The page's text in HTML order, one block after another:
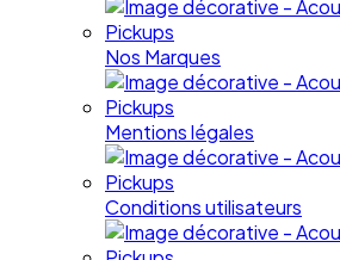
Nos Marques
Mentions légales
Conditions utilisateurs